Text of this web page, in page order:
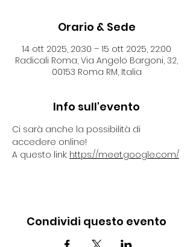
Orario & Sede
14 ott 2025, 20:30 – 15 ott 2025, 22:00
Radicali Roma, Via Angelo Bargoni, 32,
00153 Roma RM, Italia
Info sull'evento
Ci sarà anche la possibilità di
accedere online!
A questo link: https://meet.google.com/
Condividi questo evento